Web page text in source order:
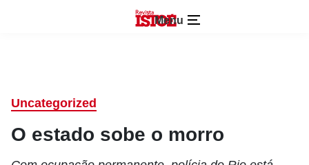
Menu
Uncategorized
O estado sobe o morro